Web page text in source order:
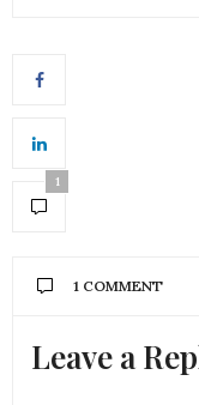
1
1 COMMENT
LILIANA
urmaresc
Leave a